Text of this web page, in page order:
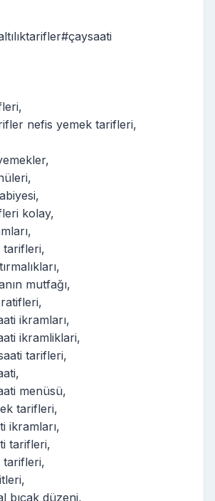
nefis yemek tarifleri,
kolay,
tarifleri,
mutfağı,
ikramları,
ikramliklari,
tarifleri,
menüsü,
tarifleri,
ikramları,
tarifleri,
tarifleri,
bıçak düzeni,